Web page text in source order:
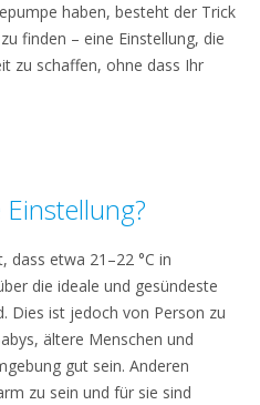
haben, besteht der Trick
finden – eine Einstellung, die
zu schaffen, ohne dass Ihr
dass etwa 21–22 °C in
die ideale und gesündeste
Dies ist jedoch von Person zu
ältere Menschen und
gut sein. Anderen
zu sein und für sie sind